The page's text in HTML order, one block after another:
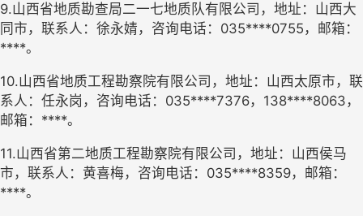
9.山西省地质勘查局二一七地质队有限公司，地址：山西大
同市，联系人：徐永婧，咨询电话：035****0755，邮箱：
****。
10.山西省地质工程勘察院有限公司，地址：山西太原市，联
系人：任永岗，咨询电话：035****7376，138****8063，
邮箱：****。
11.山西省第二地质工程勘察院有限公司，地址：山西侯马
市，联系人：黄喜梅，咨询电话：035****8359，邮箱：
****。